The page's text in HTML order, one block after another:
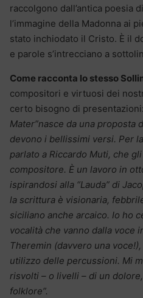
raccolgono dall’antica poesia
l’immagine della Madonna ai
stato inchiodato il Cristo. È il
e parole s’intrecciano a
Come racconta lo stesso
compositori e virtuosi dei
certo bisogno di
Mater”nasce da una proposta
devono i bellissimi versi. Per
parlato a Riccardo Muti, che
compositore. È un lavoro in
ispirandosi alla “Lauda” di
la scrittura è visionaria,
siciliano anche arcaico. Io ho
vocalità che vanno dalla voce
Theremin (davvero una
utilizzo delle percussioni. Mi
risvolti – o livelli – di un
folklore”.